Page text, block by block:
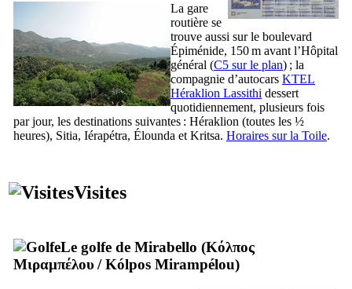
La gare
routière se
trouve aussi sur le boulevard
Épiménide, 150 m avant l’Hôpital
général (C5 sur le plan) ; la
compagnie d’autocars KTEL
Héraklion Lassithi dessert
quotidiennement, plusieurs fois
par jour, les destinations suivantes : Héraklion (toutes les ½
heures), Sitia, Iérapétra, Élounda et Kritsa. Horaires sur la Toile.
Visites
Le golfe de Mirabello (Κόλπος
Μιραμπέλου/Kólpos Mirampélou)